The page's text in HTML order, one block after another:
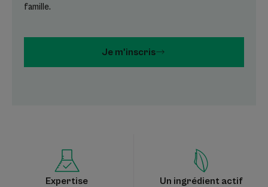
famille.
Je m'inscris
Expertise
Un ingrédient actif